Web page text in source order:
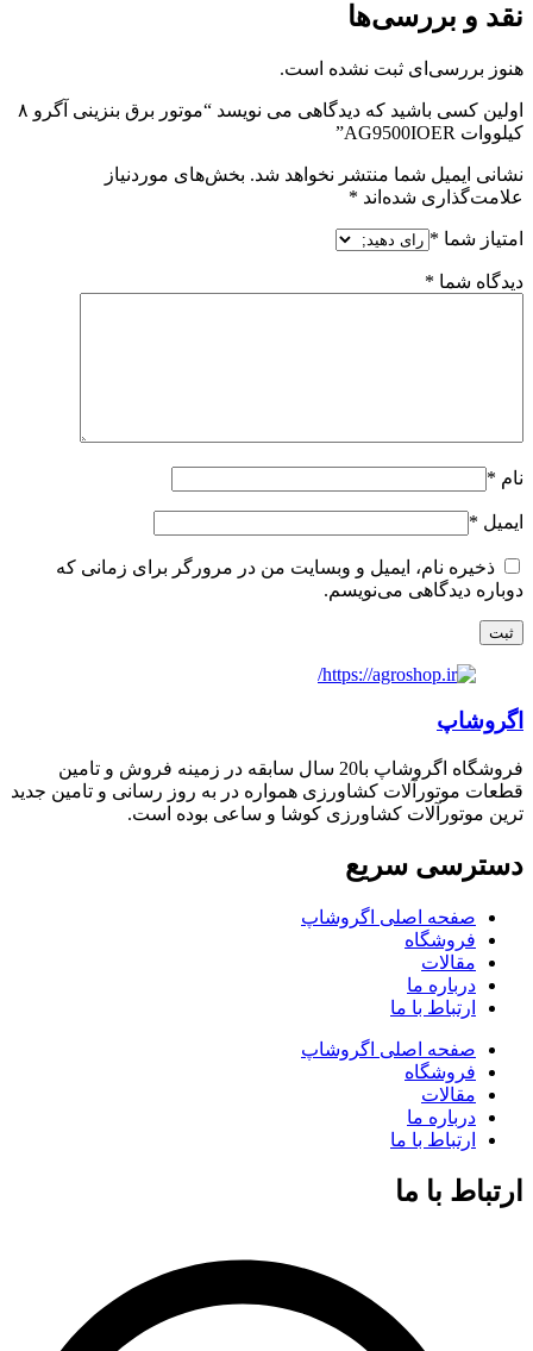
نقد و بررسی‌ها
هنوز بررسی‌ای ثبت نشده است.
اولین کسی باشید که دیدگاهی می نویسد “موتور برق بنزینی آگرو ۸
کیلووات AG9500IOER”
نشانی ایمیل شما منتشر نخواهد شد. بخش‌های موردنیاز
علامت‌گذاری شده‌اند *
امتیاز شما *
دیدگاه شما *
نام *
ایمیل *
ذخیره نام، ایمیل و وبسایت من در مرورگر برای زمانی که
دوباره دیدگاهی می‌نویسم.
اگروشاپ
فروشگاه اگروشاپ با20 سال سابقه در زمینه فروش و تامین
قطعات موتورآلات کشاورزی همواره در به روز رسانی و تامین جدید
ترین موتورآلات کشاورزی کوشا و ساعی بوده است.
دسترسی سریع
صفحه اصلی اگروشاپ
فروشگاه
مقالات
درباره ما
ارتباط با ما
صفحه اصلی اگروشاپ
فروشگاه
مقالات
درباره ما
ارتباط با ما
ارتباط با ما